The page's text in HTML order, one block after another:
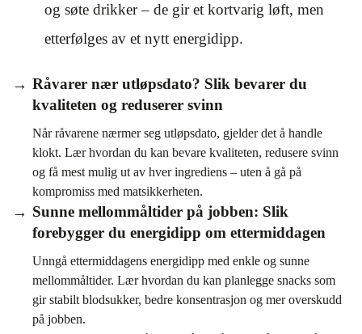
og søte drikker – de gir et kortvarig løft, men
etterfølges av et nytt energidipp.
Råvarer nær utløpsdato? Slik bevarer du
kvaliteten og reduserer svinn
Når råvarene nærmer seg utløpsdato, gjelder det å handle
klokt. Lær hvordan du kan bevare kvaliteten, redusere svinn
og få mest mulig ut av hver ingrediens – uten å gå på
kompromiss med matsikkerheten.
Sunne mellommåltider på jobben: Slik
forebygger du energidipp om ettermiddagen
Unngå ettermiddagens energidipp med enkle og sunne
mellommåltider. Lær hvordan du kan planlegge snacks som
gir stabilt blodsukker, bedre konsentrasjon og mer overskudd
på jobben.